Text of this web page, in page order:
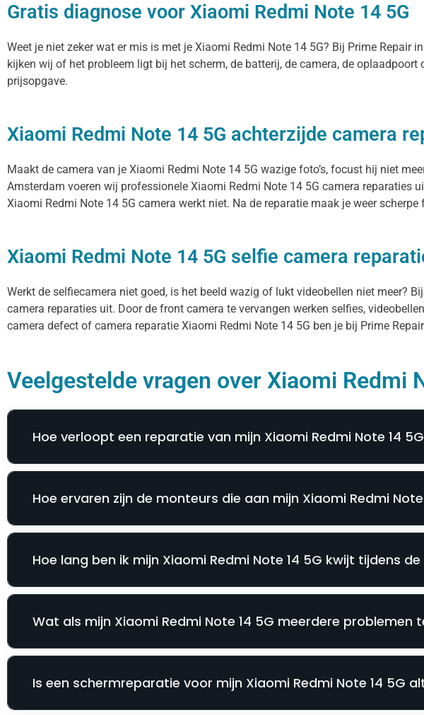
Gratis diagnose voor Xiaomi Redmi Note 14 5G
Weet je niet zeker wat er mis is met je Xiaomi Redmi Note 14 5G? Bij Prime
kijken wij of het probleem ligt bij het scherm, de batterij, de camera, de
prijsopgave.
Xiaomi Redmi Note 14 5G achterzijde camera
Maakt de camera van je Xiaomi Redmi Note 14 5G wazige foto’s, focust hij niet
Amsterdam voeren wij professionele Xiaomi Redmi Note 14 5G camera
Xiaomi Redmi Note 14 5G camera werkt niet. Na de reparatie maak je weer scherpe
Xiaomi Redmi Note 14 5G selfie camera
Werkt de selfiecamera niet goed, is het beeld wazig of lukt videobellen niet meer?
camera reparaties uit. Door de front camera te vervangen werken selfies,
camera defect of camera reparatie Xiaomi Redmi Note 14 5G ben je bij Prime
Veelgestelde vragen over Xiaomi Redmi
Hoe verloopt een reparatie van mijn Xiaomi Redmi Note 14
Hoe ervaren zijn de monteurs die aan mijn Xiaomi Redmi
Hoe lang ben ik mijn Xiaomi Redmi Note 14 5G kwijt tijdens
Wat als mijn Xiaomi Redmi Note 14 5G meerdere problemen
Is een schermreparatie voor mijn Xiaomi Redmi Note 14 5G